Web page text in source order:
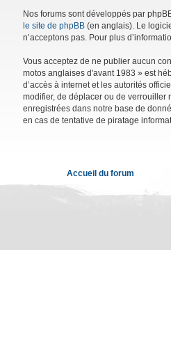
Nos forums sont développés par
le site de phpBB (en anglais). Le
n’acceptons pas. Pour plus
Vous acceptez de ne publier aucun
motos anglaises d'avant 1983 » est
d’accès à internet et les autorités
modifier, de déplacer ou de verrouiller
enregistrées dans notre base de
en cas de tentative de piratage
Accueil du forum